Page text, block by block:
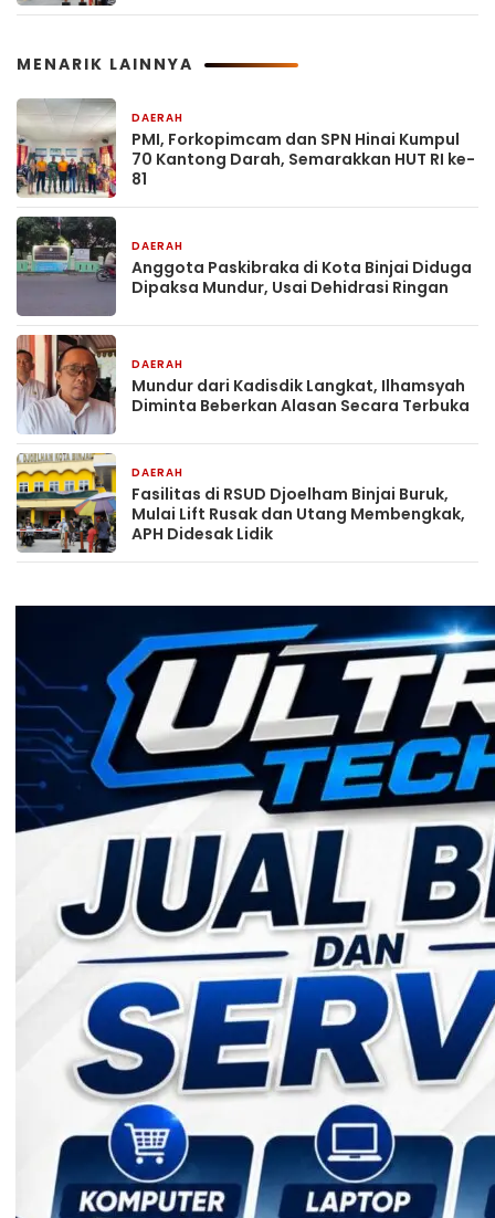
MENARIK LAINNYA
DAERAH
PMI, Forkopimcam dan SPN Hinai Kumpul
70 Kantong Darah, Semarakkan HUT RI ke-
81
DAERAH
Anggota Paskibraka di Kota Binjai Diduga
Dipaksa Mundur, Usai Dehidrasi Ringan
DAERAH
Mundur dari Kadisdik Langkat, Ilhamsyah
Diminta Beberkan Alasan Secara Terbuka
DAERAH
Fasilitas di RSUD Djoelham Binjai Buruk,
Mulai Lift Rusak dan Utang Membengkak,
APH Didesak Lidik